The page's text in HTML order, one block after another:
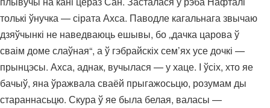
толькі ўнучка — сірата Ахса. Паводле кагальнага звычаю
дзяўчынкі не наведваюць ешывы, бо „дачка царова ў
сваім доме слаўная“, а ў гэбрайскіх сем’ях усе дочкі —
прынцэсы. Ахса, аднак, вучылася — у хаце. І ўсіх, хто яе
бачыў, яна ўражвала сваёй прыгажосьцю, розумам ды
стараннасьцю. Скура ў яе была белая, валасы —